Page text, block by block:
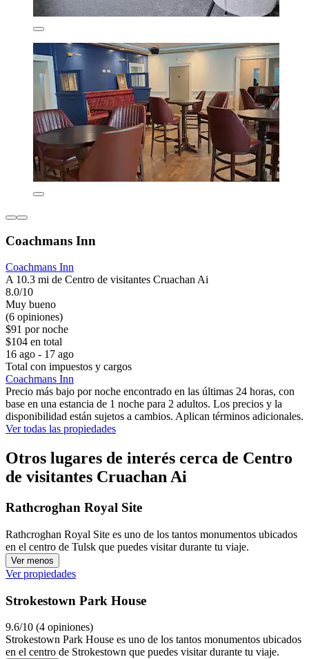
Coachmans Inn
Coachmans Inn
A 10.3 mi de Centro de visitantes Cruachan Ai
8.0/10
Muy bueno
(6 opiniones)
$91 por noche
$104 en total
16 ago - 17 ago
Total con impuestos y cargos
Coachmans Inn
Precio más bajo por noche encontrado en las últimas 24 horas, con
base en una estancia de 1 noche para 2 adultos. Los precios y la
disponibilidad están sujetos a cambios. Aplican términos adicionales.
Ver todas las propiedades
Otros lugares de interés cerca de Centro
de visitantes Cruachan Ai
Rathcroghan Royal Site
Rathcroghan Royal Site es uno de los tantos monumentos ubicados
en el centro de Tulsk que puedes visitar durante tu viaje.
Ver menos
Ver propiedades
Strokestown Park House
9.6/10 (4 opiniones)
Strokestown Park House es uno de los tantos monumentos ubicados
en el centro de Strokestown que puedes visitar durante tu viaje.